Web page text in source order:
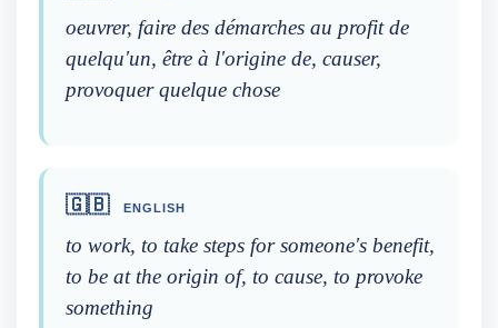
oeuvrer, faire des démarches au profit de
quelqu'un, être à l'origine de, causer,
provoquer quelque chose
🇬🇧 ENGLISH
to work, to take steps for someone's benefit,
to be at the origin of, to cause, to provoke
something